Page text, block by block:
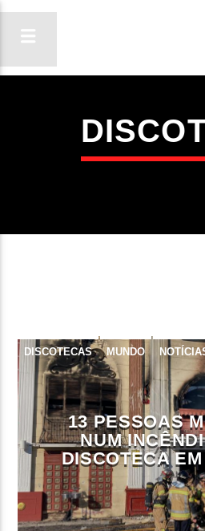
ON FM
LIGA-
FAIXA ATUAL
TÍTULO
ARTISTA
DISCOTECAS MUNDO
13 PESSOAS
NUM
DISCOTECA